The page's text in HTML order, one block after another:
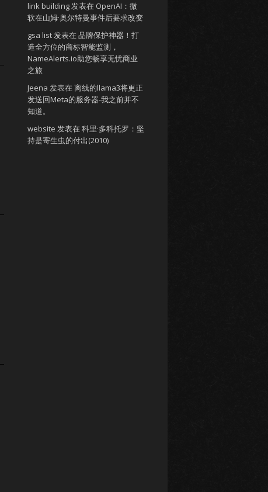
link building发表在 OpenAI：微
软在山姆·奥尔特曼事件后要求改变
gsa list发表在 品牌保护神器！打
造全方位的商标智能监测，
NameAlerts.io助您畅享无忧商业
之旅
Jeena 发表在 离线的llama3将更正
发送回Meta的服务器-我之前并不
知道。
website 发表在 科里·多科托罗：坚
持是寄生虫的付出(2010)